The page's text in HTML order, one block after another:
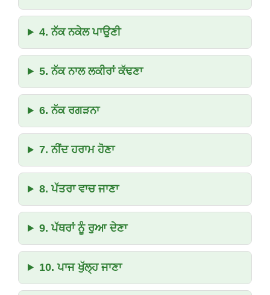
4. ਨੱਕ ਨਕੇਲ ਪਾਉਣੀ
5. ਨੱਕ ਨਾਲ ਲਕੀਰਾਂ ਕੱਢਣਾ
6. ਨੱਕ ਰਗੜਨਾ
7. ਨੀਂਦ ਹਰਾਮ ਹੋਣਾ
8. ਪੱਤਰਾ ਵਾਚ ਜਾਣਾ
9. ਪੱਥਰਾਂ ਨੂੰ ਰੁਆ ਦੇਣਾ
10. ਪਾਜ ਖੁੱਲ੍ਹ ਜਾਣਾ